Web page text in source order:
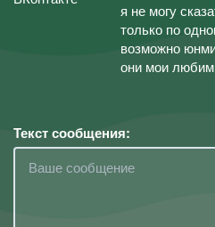
я не могу
только по
возможно
они мои
Текст сообщения: